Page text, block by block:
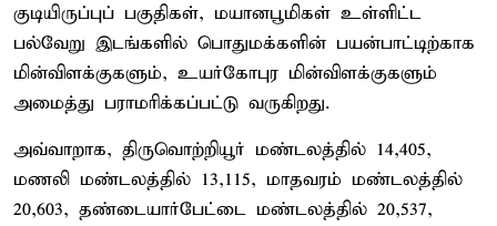
குடியிருப்புப் பகுதிகள், மயானபூமிகள் உள்ளிட்ட
பல்வேறு இடங்களில் பொதுமக்களின் பயன்பாட்டிற்காக
மின்விளக்குகளும், உயர்கோபுர மின்விளக்குகளும்
அமைத்து பராமரிக்கப்பட்டு வருகிறது.
அவ்வாறாக, திருவொற்றியூர் மண்டலத்தில் 14,405,
மணலி மண்டலத்தில் 13,115, மாதவரம் மண்டலத்தில்
20,603, தண்டையார்பேட்டை மண்டலத்தில் 20,537,